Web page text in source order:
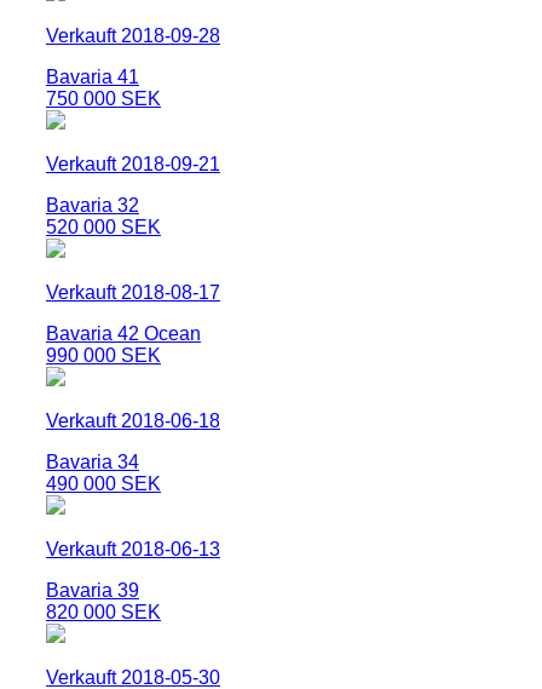
Verkauft 2018-09-28
Bavaria 41
750 000 SEK
Verkauft 2018-09-21
Bavaria 32
520 000 SEK
Verkauft 2018-08-17
Bavaria 42 Ocean
990 000 SEK
Verkauft 2018-06-18
Bavaria 34
490 000 SEK
Verkauft 2018-06-13
Bavaria 39
820 000 SEK
Verkauft 2018-05-30